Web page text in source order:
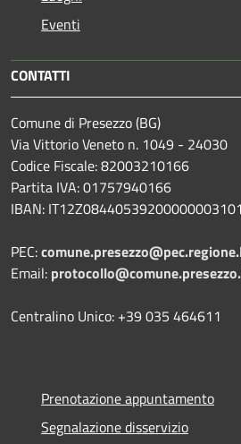
Eventi
CONTATTI
Comune di Presezzo (BG)
Via Vittorio Veneto n. 1049 - 24030
Codice Fiscale: 82003210166
Partita IVA: 01757940166
IBAN:
PEC:
Email:
Centralino Unico: +39 035 464611
Prenotazione appuntamento
Segnalazione disservizio